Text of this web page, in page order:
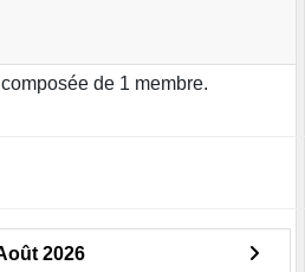
de 1 membre.
2026